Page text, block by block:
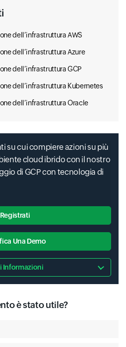
Companyreg Industrial And Commercial Finance And
Ecsgpu Gpu Ecs
dell’infrastruttura AWS
dell’infrastruttura Azure
dell’infrastruttura GCP
dell’infrastruttura Kubernetes
dell’infrastruttura Oracle
su cui compiere azioni su più
cloud ibrido con il nostro
di GCP con tecnologia di
Registrati
Una Demo
Informazioni
è stato utile?